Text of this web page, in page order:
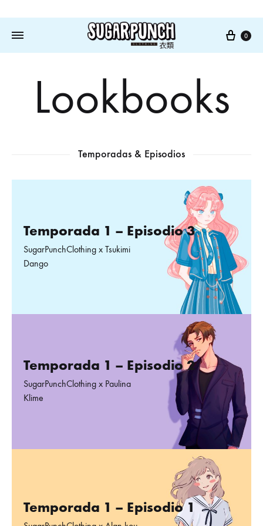
Cart
0
Lookbooks
Temporadas & Episodios
Temporada 1 – Episodio 3
SugarPunchClothing x Tsukimi
Dango
Temporada 1 – Episodio 2
SugarPunchClothing x Paulina
Klime
Temporada 1 – Episodio 1